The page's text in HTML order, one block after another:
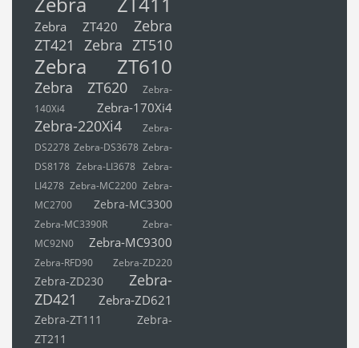
Zebra ZT420
Zebra
ZT421
Zebra ZT510
Zebra ZT610
Zebra ZT620
Zebra-
140Xi4
Zebra-170Xi4
Zebra-220Xi4
Zebra-
DS2278 Zebra-DS3678 Zebra-
DS8178 Zebra-LI3678 Zebra-
LI4278 Zebra-MC2200 Zebra-
MC2700
Zebra-MC3300
Zebra-MC3390R
Zebra-
MC92N0
Zebra-MC9300
Zebra-RFD90 Zebra-ZD220
Zebra-ZD230
Zebra-
ZD421
Zebra-ZD621
Zebra-ZT111
Zebra-
ZT211